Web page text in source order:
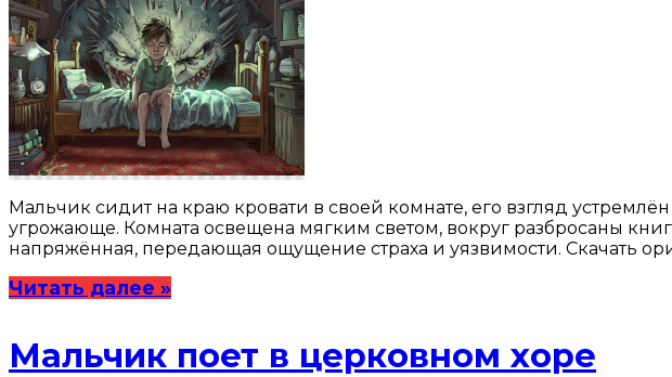
Мальчик сидит на краю кровати в своей комнате, его взгляд
угрожающе. Комната освещена мягким светом, вокруг разбросаны
напряжённая, передающая ощущение страха и уязвимости. Скачать
Читать далее »
Мальчик поет в церковном хоре